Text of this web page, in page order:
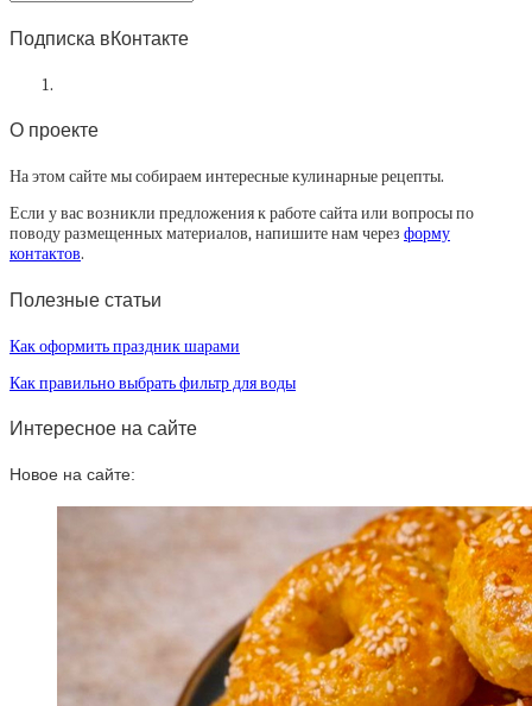
статей
Подписка вКонтакте
О проекте
На этом сайте мы собираем интересные кулинарные рецепты.
Если у вас возникли предложения к работе сайта или вопросы по
поводу размещенных материалов, напишите нам через форму
контактов.
Полезные статьи
Как оформить праздник шарами
Как правильно выбрать фильтр для воды
Интересное на сайте
Новое на сайте: